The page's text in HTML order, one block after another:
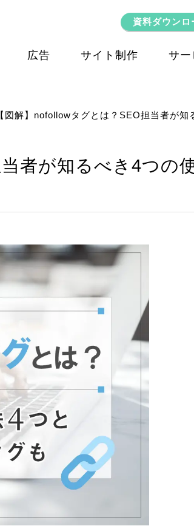
資料ダウンロ
広告 サイト制作 サー
【図解】nofollowタグとは？SEO担当者が知
者が知るべき4つの